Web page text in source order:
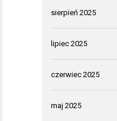
sierpień 2025
lipiec 2025
czerwiec 2025
maj 2025